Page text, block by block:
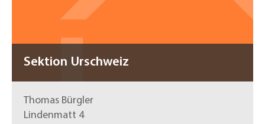
Sektion Urschweiz
Thomas Bürgler
Lindenmatt 4